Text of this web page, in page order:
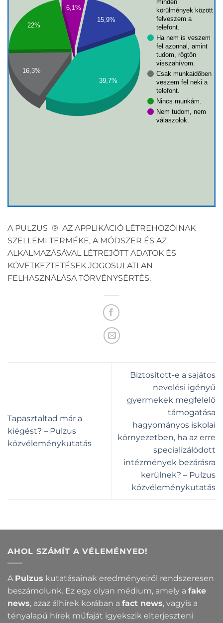
minden
körülmények között
felveszem a
telefont.
Ha nem is veszem
fel azonnal, amint
tudom, rögtön
visszahívom.
Csak munkaidőben
veszem fel neki a
telefont.
Nincs munkám.
Nem tudom, nem
válaszolok.
15,9%
6,1%
22%
16,3%
39,7%
A PULZUS ® AZ APPLIKÁCIÓ LÉTREHOZÓINAK
SZELLEMI TERMÉKE, A MÓDSZER ÉS AZ
ALKALMAZÁSÁVAL LÉTREJÖTT ADATOK ÉS
KÖVETKEZTETÉSEK JOGOSULATLAN
FELHASZNÁLÁSA TÖRVÉNYSÉRTÉS.
Tapasztaltad már a
kiégést? – Pulzus
közvéleménykutatás
Biztosított-e a sajátos
nevelési igényű
gyermekek megfelelő
támogatása
hagyományos iskolai
környezetben, ha az erre
specializálódott
intézmények bezárásra
kerülnek? – Pulzus
közvéleménykutatás
AHOL SZÁMÍT A VÉLEMÉNYED!
A Pulzus kutatásainak eredményeiről rendszeresen
beszámolunk. Ez egy olyan médium, amely a fake
news, azaz álhírek korában a fact news, vagyis a
tényalapú hírek műfaját igyekszik elterjeszteni